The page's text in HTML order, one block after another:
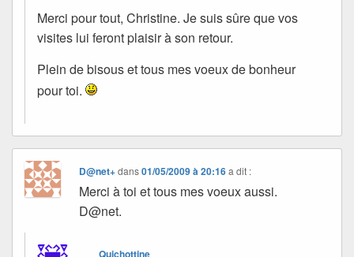
Merci pour tout, Christine. Je suis sûre que vos
visites lui feront plaisir à son retour.
Plein de bisous et tous mes voeux de bonheur
pour toi.
D@net+dans01/05/2009 à 20:16 a dit :
Merci à toi et tous mes voeux aussi.
D@net.
Quichottine